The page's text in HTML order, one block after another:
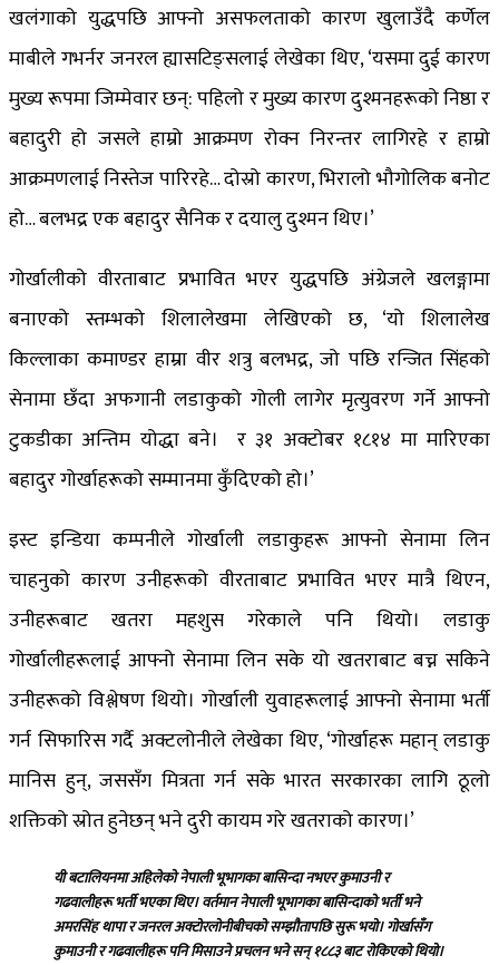
खलंगाको युद्धपछि आफ्नो असफलताको कारण खुलाउँदै कर्णेल
माबीले गभर्नर जनरल ह्यासटिङ्सलाई लेखेका थिए, ‘यसमा दुई कारण
मुख्य रूपमा जिम्मेवार छन्: पहिलो र मुख्य कारण दुश्मनहरूको निष्ठा र
बहादुरी हो जसले हाम्रो आक्रमण रोक्न निरन्तर लागिरहे र हाम्रो
आक्रमणलाई निस्तेज पारिरहे… दोस्रो कारण, भिरालो भौगोलिक बनोट
हो… बलभद्र एक बहादुर सैनिक र दयालु दुश्मन थिए।’
गोर्खालीको वीरताबाट प्रभावित भएर युद्धपछि अंग्रेजले खलङ्गामा
बनाएको स्तम्भको शिलालेखमा लेखिएको छ, ‘यो शिलालेख
किल्लाका कमाण्डर हाम्रा वीर शत्रु बलभद्र, जो पछि रन्जित सिंहको
सेनामा छँदा अफगानी लडाकुको गोली लागेर मृत्युवरण गर्ने आफ्नो
टुकडीका अन्तिम योद्धा बने। र ३१ अक्टोबर १८१४ मा मारिएका
बहादुर गोर्खाहरूको सम्मानमा कुँदिएको हो।’
इस्ट इन्डिया कम्पनीले गोर्खाली लडाकुहरू आफ्नो सेनामा लिन
चाहनुको कारण उनीहरूको वीरताबाट प्रभावित भएर मात्रै थिएन,
उनीहरूबाट खतरा महशुस गरेकाले पनि थियो। लडाकु
गोर्खालीहरूलाई आफ्नो सेनामा लिन सके यो खतराबाट बच्न सकिने
उनीहरूको विश्लेषण थियो। गोर्खाली युवाहरूलाई आफ्नो सेनामा भर्ती
गर्न सिफारिस गर्दै अक्टलोनीले लेखेका थिए, ‘गोर्खाहरू महान् लडाकु
मानिस हुन्, जससँग मित्रता गर्न सके भारत सरकारका लागि ठूलो
शक्तिको स्रोत हुनेछन् भने दुरी कायम गरे खतराको कारण।’
यी बटालियनमा अहिलेको नेपाली भूभागका बासिन्दा नभएर कुमाउनी र
गढवालीहरू भर्ती भएका थिए। वर्तमान नेपाली भूभागका बासिन्दाको भर्ती भने
अमरसिंह थापा र जनरल अक्टोरलोनीबीचको सम्झौतापछि सुरू भयो।गोर्खासँग
कुमाउनी र गढवालीहरू पनि मिसाउने प्रचलन भने सन् १८८३ बाट रोकिएको थियो।